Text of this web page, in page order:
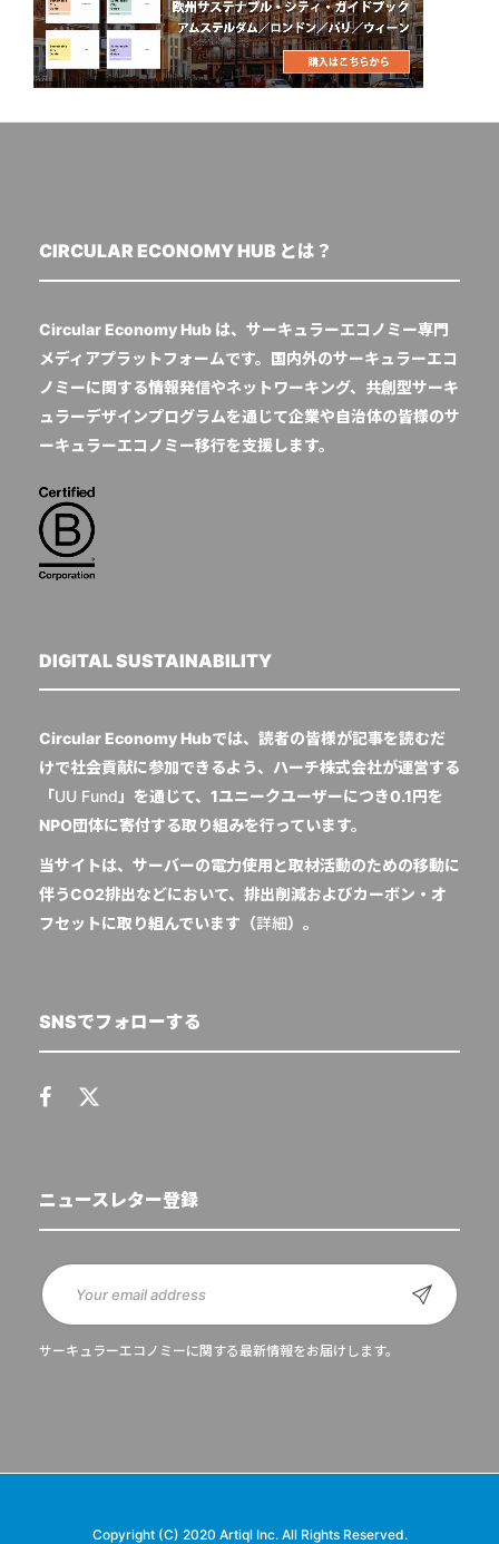
CIRCULAR ECONOMY HUB とは？
Circular Economy Hub は、サーキュラーエコノミー専門
メディアプラットフォームです。国内外のサーキュラーエコ
ノミーに関する情報発信やネットワーキング、共創型サーキ
ュラーデザインプログラムを通じて企業や自治体の皆様のサ
ーキュラーエコノミー移行を支援します。
DIGITAL SUSTAINABILITY
Circular Economy Hubでは、読者の皆様が記事を読むだ
けで社会貢献に参加できるよう、ハーチ株式会社が運営する
「UU Fund 」を通じて、1ユニークユーザーにつき0.1円を
NPO団体に寄付する取り組みを行っています。
当サイトは、サーバーの電力使用と取材活動のための移動に
伴うCO2排出などにおいて、排出削減およびカーボン・オ
フセットに取り組んでいます（詳細）。
SNSでフォローする
ニュースレター登録
サーキュラーエコノミーに関する最新情報をお届けします。
Copyright (C) 2020 Artiql Inc. All Rights Reserved.